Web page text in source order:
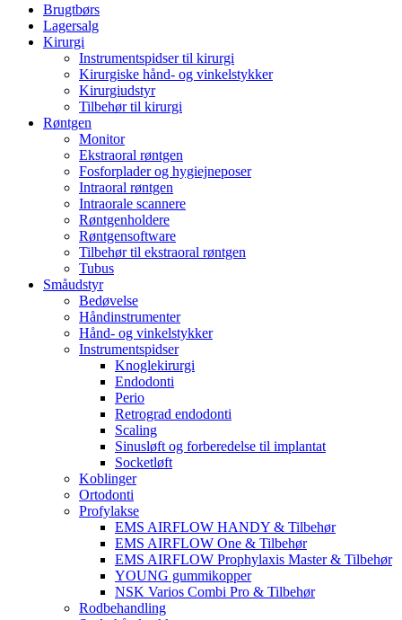
Brugtbørs
Lagersalg
Kirurgi
Instrumentspidser til kirurgi
Kirurgiske hånd- og vinkelstykker
Kirurgiudstyr
Tilbehør til kirurgi
Røntgen
Monitor
Ekstraoral røntgen
Fosforplader og hygiejneposer
Intraoral røntgen
Intraorale scannere
Røntgenholdere
Røntgensoftware
Tilbehør til ekstraoral røntgen
Tubus
Småudstyr
Bedøvelse
Håndinstrumenter
Hånd- og vinkelstykker
Instrumentspidser
Knoglekirurgi
Endodonti
Perio
Retrograd endodonti
Scaling
Sinusløft og forberedelse til implantat
Socketløft
Koblinger
Ortodonti
Profylakse
EMS AIRFLOW HANDY & Tilbehør
EMS AIRFLOW One & Tilbehør
EMS AIRFLOW Prophylaxis Master & Tilbehør
YOUNG gummikopper
NSK Varios Combi Pro & Tilbehør
Rodbehandling